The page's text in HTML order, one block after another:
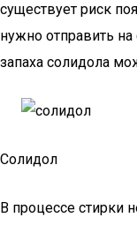
существует риск
нужно отправить на
запаха солидола
Солидол
В процессе стирки